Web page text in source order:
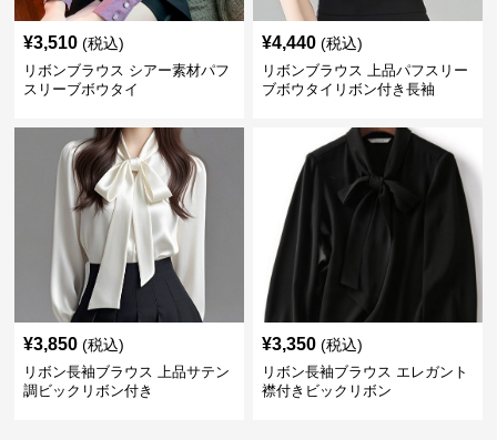
¥3,510 (税込)
リボンブラウス シアー素材パフ
スリーブボウタイ
¥4,440 (税込)
リボンブラウス 上品パフスリー
ブボウタイリボン付き長袖
¥3,850 (税込)
リボン長袖ブラウス 上品サテン
調ビックリボン付き
¥3,350 (税込)
リボン長袖ブラウス エレガント
襟付きビックリボン